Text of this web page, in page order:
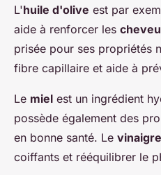
L'huile d'olive est par
aide à renforcer les
prisée pour ses propriétés
fibre capillaire et aide à
Le miel est un ingrédient
possède également des
en bonne santé. Le
coiffants et rééquilibrer le